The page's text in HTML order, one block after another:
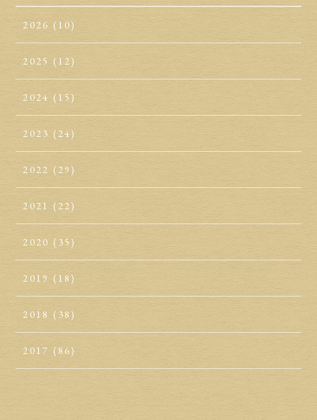
2026 (10)
2025 (12)
2024 (15)
2023 (24)
2022 (29)
2021 (22)
2020 (35)
2019 (18)
2018 (38)
2017 (86)